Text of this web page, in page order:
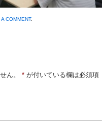
COMMENT.
ん。 * が付いている欄は必須項